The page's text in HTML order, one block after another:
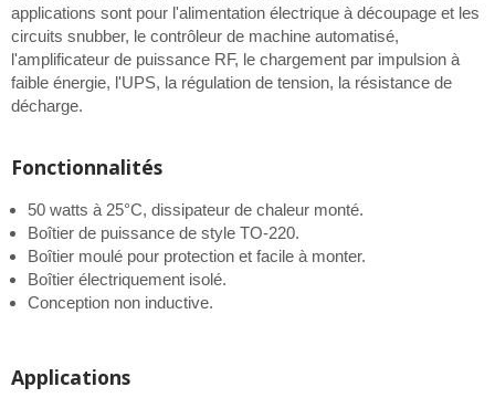
applications sont pour l'alimentation électrique à découpage et les
circuits snubber, le contrôleur de machine automatisé,
l'amplificateur de puissance RF, le chargement par impulsion à
faible énergie, l'UPS, la régulation de tension, la résistance de
décharge.
Fonctionnalités
50 watts à 25°C, dissipateur de chaleur monté.
Boîtier de puissance de style TO-220.
Boîtier moulé pour protection et facile à monter.
Boîtier électriquement isolé.
Conception non inductive.
Applications